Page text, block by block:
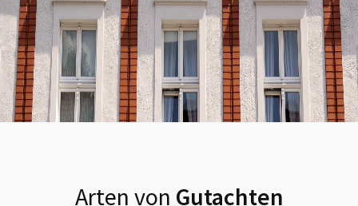
Arten von Gutachten